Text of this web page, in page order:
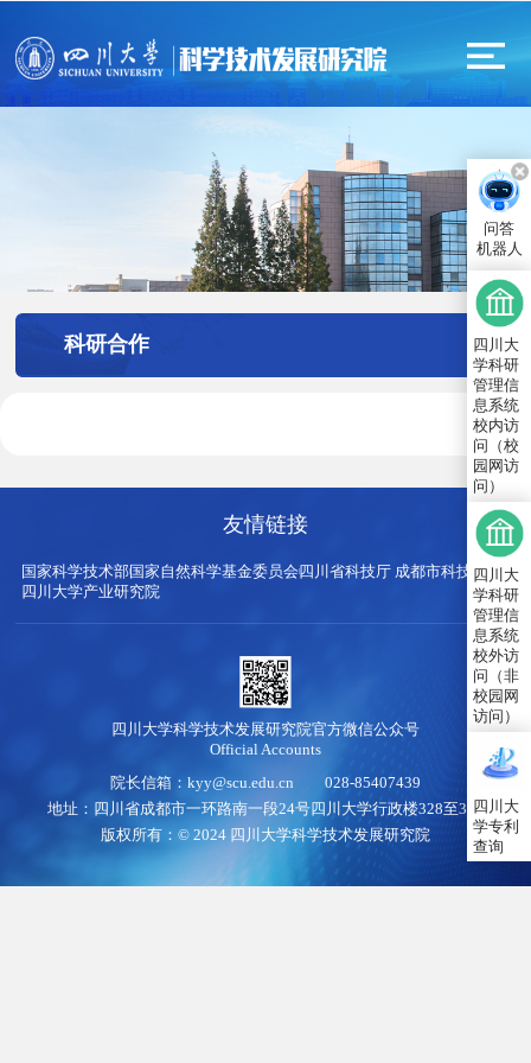
科研合作
友情链接
国家科学技术部国家自然科学基金委员会四川省科技厅 成都市科技局
四川大学产业研究院
四川大学科学技术发展研究院官方微信公众号
Official Accounts
院长信箱：kyy@scu.edu.cn 028-85407439
地址：四川省成都市一环路南一段24号四川大学行政楼328至345
版权所有：© 2024 四川大学科学技术发展研究院
问答
机器人
四川大
学科研
管理信
息系统
校内访
问（校
园网访
问）
四川大
学科研
管理信
息系统
校外访
问（非
校园网
访问）
四川大
学专利
查询